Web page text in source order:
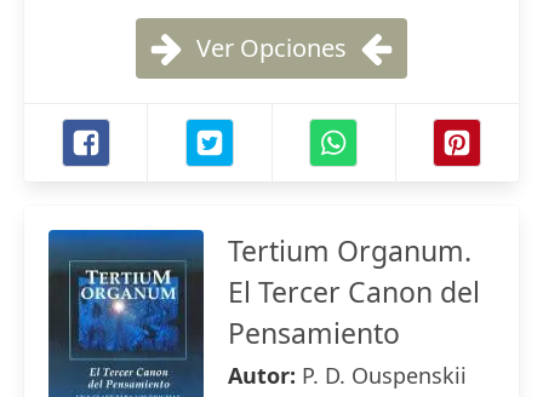
Ver Opciones
Tertium Organum.
El Tercer Canon del
Pensamiento
Autor: P. D. Ouspenskii